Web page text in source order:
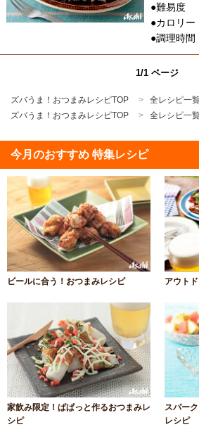
●難易度
●カロリー
●調理時間
1/1 ページ
ズバうま！おつまみレシピTOP 全レシピ一
ズバうま！おつまみレシピTOP
全レシピ一
今月のおすすめ 特集レシピ
ビールに合う！おつまみレシピ アウト
家飲み限定！ぱぱっと作るおつまみレ
シピ
スパー
レシピ